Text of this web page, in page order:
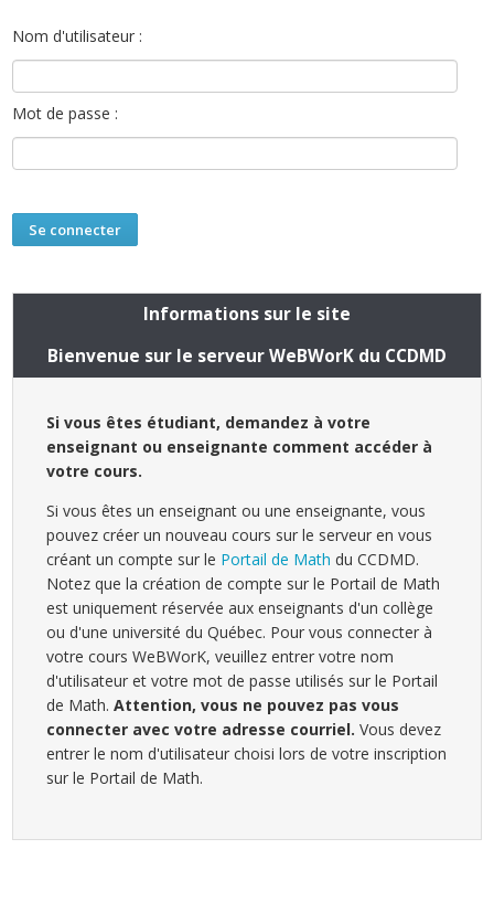
Nom d'utilisateur :
Mot de passe :
Informations sur le site
Bienvenue sur le serveur WeBWorK du CCDMD
Si vous êtes étudiant, demandez à votre
enseignant ou enseignante comment accéder à
votre cours.
Si vous êtes un enseignant ou une enseignante, vous
pouvez créer un nouveau cours sur le serveur en vous
créant un compte sur le Portail de Math du CCDMD.
Notez que la création de compte sur le Portail de Math
est uniquement réservée aux enseignants d'un collège
ou d'une université du Québec. Pour vous connecter à
votre cours WeBWorK, veuillez entrer votre nom
d'utilisateur et votre mot de passe utilisés sur le Portail
de Math.Attention, vous ne pouvez pas vous
connecter avec votre adresse courriel. Vous devez
entrer le nom d'utilisateur choisi lors de votre inscription
sur le Portail de Math.